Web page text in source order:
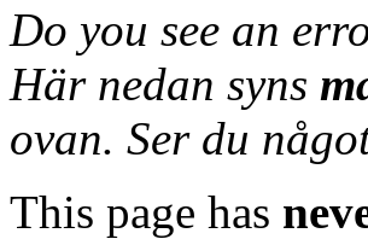
Do you see an
Här nedan syns
ovan. Ser du
This page has